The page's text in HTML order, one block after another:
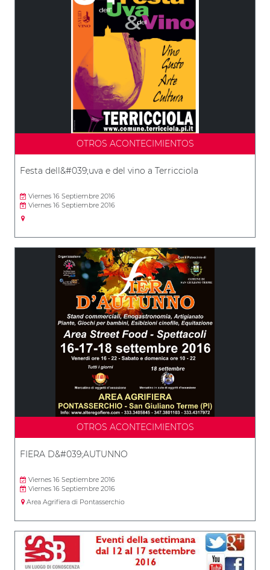
OTROS ACONTECIMIENTOS
Festa dell&#039;uva e del vino a Terricciola
Viernes 16 Septiembre 2016
Viernes 16 Septiembre 2016
OTROS ACONTECIMIENTOS
FIERA D&#039;AUTUNNO
Viernes 16 Septiembre 2016
Viernes 16 Septiembre 2016
Area Agrifiera di Pontasserchio